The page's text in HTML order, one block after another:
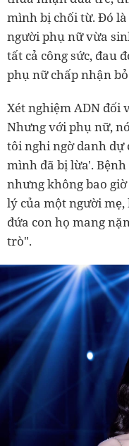
mình bị chối từ. Đó
người phụ nữ vừa
tất cả công sức, đau
phụ nữ chấp nhận
Xét nghiệm ADN đối
Nhưng với phụ nữ,
tôi nghi ngờ danh dự
mình đã bị lừa'.
nhưng không bao
lý của một người
đứa con họ mang
trò".